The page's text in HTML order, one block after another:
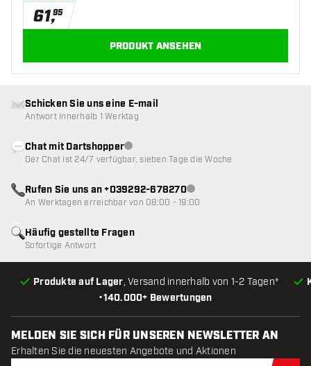
61,95
PRODUKT ANSEHEN
•140.000+ Bewertungen
Produkte auf Lager, Versand innerhalb von 1-2 Tagen*
Häufig gestellte Fragen
Sofortige Antwort
Schicken Sie uns eine E-mail
Antwort innerhalb 1 Werktag
Chat mit DartshopperKundenservice nicht verfügbar
Der Chat ist 24/7 verfügbar, sieben Tage die Woche
Rufen Sie uns an +039292-678270Kundenservice nicht
An Werktagen erreichbar von 08:00 - 19:00
MELDEN SIE SICH FÜR UNSEREN NEWSLETTER AN
Erhalten Sie die neuesten Angebote und Aktionen